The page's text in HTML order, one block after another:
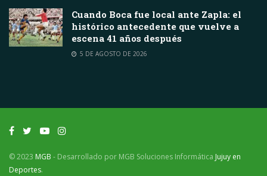
Cuando Boca fue local ante Zapla: el
histórico antecedente que vuelve a
escena 41 años después
5 DE AGOSTO DE 2026
© 2023 MGB - Desarrollado por MGB Soluciones Informática Jujuy en
Deportes.